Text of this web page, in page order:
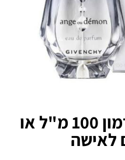
ג'יבנצ'י אנג' או דמון 100 מ"ל או
לאישה